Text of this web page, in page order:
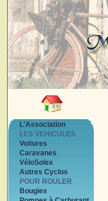
L'Association
LES VEHICULES
Voitures
Caravanes
VéloSolex
Autres Cyclos
POUR ROULER
Bougies